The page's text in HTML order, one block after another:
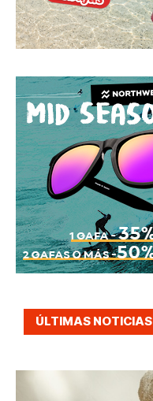
ÚLTIMAS NOTICIAS